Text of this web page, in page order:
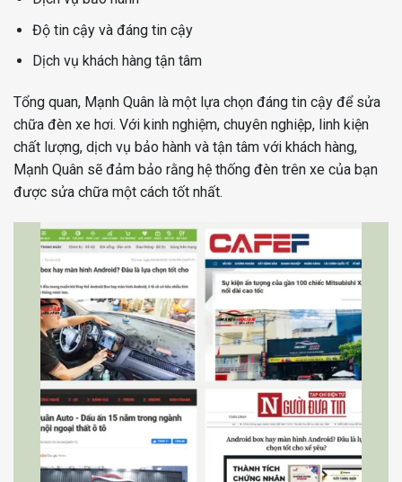
Độ tin cậy và đáng tin cậy
Dịch vụ khách hàng tận tâm
Tổng quan, Mạnh Quân là một lựa chọn đáng tin cậy để sửa
chữa đèn xe hơi. Với kinh nghiệm, chuyên nghiệp, linh kiện
chất lượng, dịch vụ bảo hành và tận tâm với khách hàng,
Mạnh Quân sẽ đảm bảo rằng hệ thống đèn trên xe của bạn
được sửa chữa một cách tốt nhất.